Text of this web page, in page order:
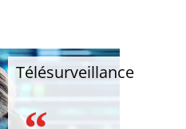
Télésurveillance